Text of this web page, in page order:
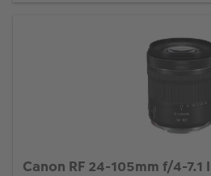
Canon RF 24-105mm f/4-7.1